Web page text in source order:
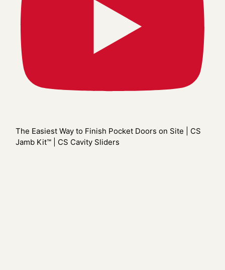
The Easiest Way to Finish Pocket Doors on Site | CS
Jamb Kit™ | CS Cavity Sliders